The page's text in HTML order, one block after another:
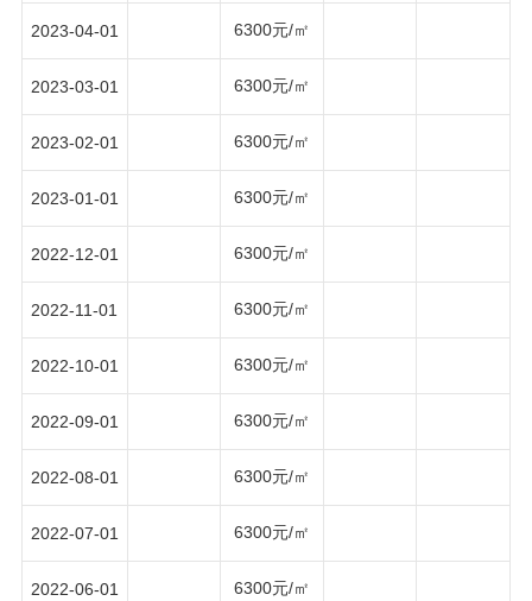
2023-04-01 6300元/㎡
2023-03-01 6300元/㎡
2023-02-01 6300元/㎡
2023-01-01 6300元/㎡
2022-12-01 6300元/㎡
2022-11-01 6300元/㎡
2022-10-01 6300元/㎡
2022-09-01 6300元/㎡
2022-08-01 6300元/㎡
2022-07-01 6300元/㎡
2022-06-01 6300元/㎡